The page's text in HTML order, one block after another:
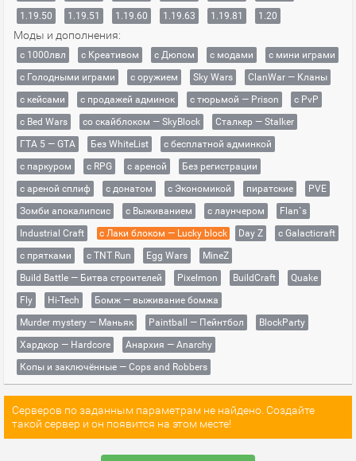
1.19.50
1.19.51 1.19.60 1.19.63 1.19.81 1.20
Моды и дополнения:
с 1000лвл c Креативом с Дюпом с модами
с мини играми
с Голодными играми
с оружием Sky Wars
ClanWar — Кланы
с кейсами
с продажей админок с тюрьмой — Prison
с PvP
с Bed Wars
со скайблоком — SkyBlock
Сталкер — Stalker
ГТА 5 — GTA
Без WhiteList
с бесплатной админкой
с паркуром
с RPG с ареной
Без регистрации
с ареной сплиф
с донатом с Экономикой пиратские
PVE
Зомби апокалипсис
с Выживанием с лаунчером
Flan`s
Industrial Craft
с Лаки блоком — Lucky block Day Z
с Galacticraft
с прятками
с TNT Run Egg Wars
MineZ
Build Battle — Битва строителей
Pixelmon BuildCraft
Quake
Fly
Hi-Tech
Бомж — выживание бомжа
Murder mystery — Маньяк
Paintball — Пейнтбол
BlockParty
Хардкор — Hardcore
Анархия — Anarchy
Копы и заключённые — Cops and Robbers
Серверов по заданным параметрам не найдено. Создайте
такой сервер и он появится на этом месте!